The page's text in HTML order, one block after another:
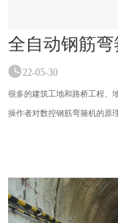
全自动钢筋
22-05-30
很多的建筑工地和路桥工程、
操作者对数控钢筋弯箍机的原